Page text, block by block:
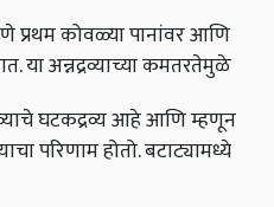
प्रथम कोवळ्या पानांवर आणि
या अन्नद्रव्याच्या कमतरतेमुळे
घटकद्रव्य आहे आणि म्हणून
परिणाम होतो. बटाट्यामध्ये